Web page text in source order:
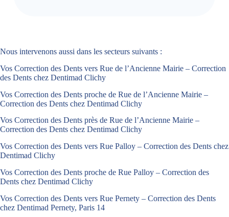
Nous intervenons aussi dans les secteurs suivants :
Vos Correction des Dents vers Rue de l’Ancienne Mairie – Correction
des Dents chez Dentimad Clichy
Vos Correction des Dents proche de Rue de l’Ancienne Mairie –
Correction des Dents chez Dentimad Clichy
Vos Correction des Dents près de Rue de l’Ancienne Mairie –
Correction des Dents chez Dentimad Clichy
Vos Correction des Dents vers Rue Palloy – Correction des Dents chez
Dentimad Clichy
Vos Correction des Dents proche de Rue Palloy – Correction des
Dents chez Dentimad Clichy
Vos Correction des Dents vers Rue Pernety – Correction des Dents
chez Dentimad Pernety, Paris 14